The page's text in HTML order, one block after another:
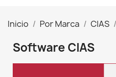
Inicio Por Marca CIAS
Software CIAS